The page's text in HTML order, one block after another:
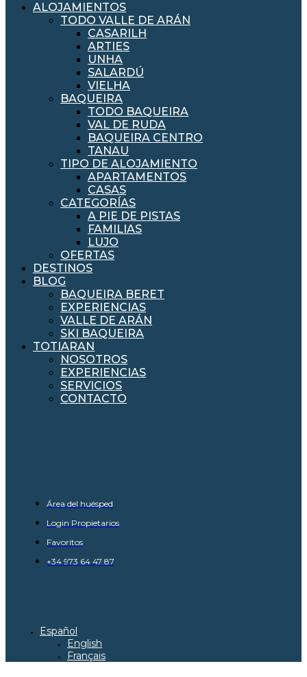
ALOJAMIENTOS
TODO VALLE DE ARÁN
CASARILH
ARTIES
UNHA
SALARDÚ
VIELHA
BAQUEIRA
TODO BAQUEIRA
VAL DE RUDA
BAQUEIRA CENTRO
TANAU
TIPO DE ALOJAMIENTO
APARTAMENTOS
CASAS
CATEGORÍAS
A PIE DE PISTAS
FAMILIAS
LUJO
OFERTAS
DESTINOS
BLOG
BAQUEIRA BERET
EXPERIENCIAS
VALLE DE ARÁN
SKI BAQUEIRA
TOTIARAN
NOSOTROS
EXPERIENCIAS
SERVICIOS
CONTACTO
Área del huésped
Login Propietarios
Favoritos
+34 973 64 47 87
Español
English
Français